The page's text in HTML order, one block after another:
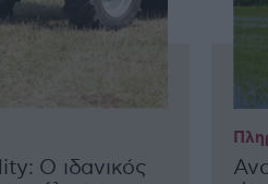
Ο ιδανικός